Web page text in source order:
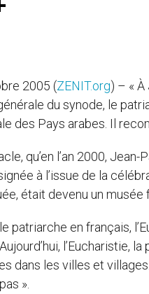
2005 (ZENIT.org) – «
du synode, le
des Pays arabes. Il
qu’en l’an 2000,
à l’issue de la
était devenu un
patriarche en français,
l’Eucharistie,
dans les villes et
».